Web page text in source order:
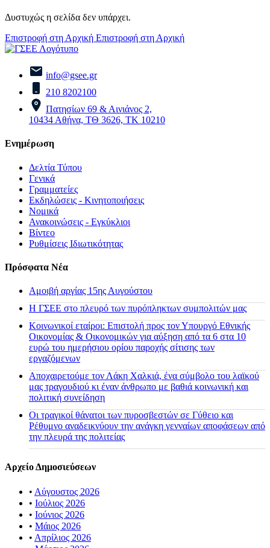
Δυστυχώς η σελίδα δεν υπάρχει.
Επιστροφή στη Αρχική Επιστροφή στη Αρχική
info@gsee.gr
210 8202100
Πατησίων 69 & Αινιάνος 2,
10434 Αθήνα, ΤΘ 3626, ΤΚ 10210
Ενημέρωση
Δελτία Τύπου
Γενικά
Γραμματείες
Εκδηλώσεις - Κινητοποιήσεις
Νομικά
Ανακοινώσεις - Εγκύκλιοι
Βίντεο
Ρυθμίσεις Ιδιωτικότητας
Πρόσφατα Νέα
Αμοιβή αργίας 15ης Αυγούστου
H ΓΣΕΕ στο πλευρό των πυρόπληκτων συμπολιτών μας
Κοινωνικοί εταίροι: Επιστολή προς τον Υπουργό Εθνικής
Οικονομίας & Οικονομικών για αύξηση από τα 6 στα 10
ευρώ του ημερήσιου ορίου παροχής σίτισης των
εργαζόμενων
Αποχαιρετούμε τον Λάκη Χαλκιά, ένα σύμβολο του λαϊκού
μας τραγουδιού κι έναν άνθρωπο με βαθιά κοινωνική και
πολιτική συνείδηση
Οι τραγικοί θάνατοι των πυροσβεστών σε Γύθειο και
Ρέθυμνο αναδεικνύουν την ανάγκη γενναίων αποφάσεων από
την πλευρά της πολιτείας
Αρχείο Δημοσιεύσεων
• Αύγουστος 2026
• Ιούλιος 2026
• Ιούνιος 2026
• Μάιος 2026
• Απρίλιος 2026